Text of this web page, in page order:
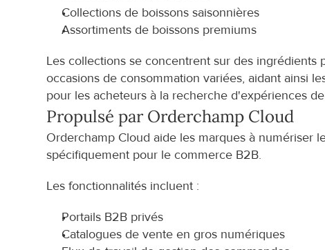
Collections de boissons saisonnières
Assortiments de boissons premiums
Les collections se concentrent sur des
occasions de consommation variées, aidant ainsi
pour les acheteurs à la recherche d'expériences
Propulsé par Orderchamp Cloud
Orderchamp Cloud aide les marques à numériser
spécifiquement pour le commerce B2B.
Les fonctionnalités incluent :
Portails B2B privés
Catalogues de vente en gros numériques